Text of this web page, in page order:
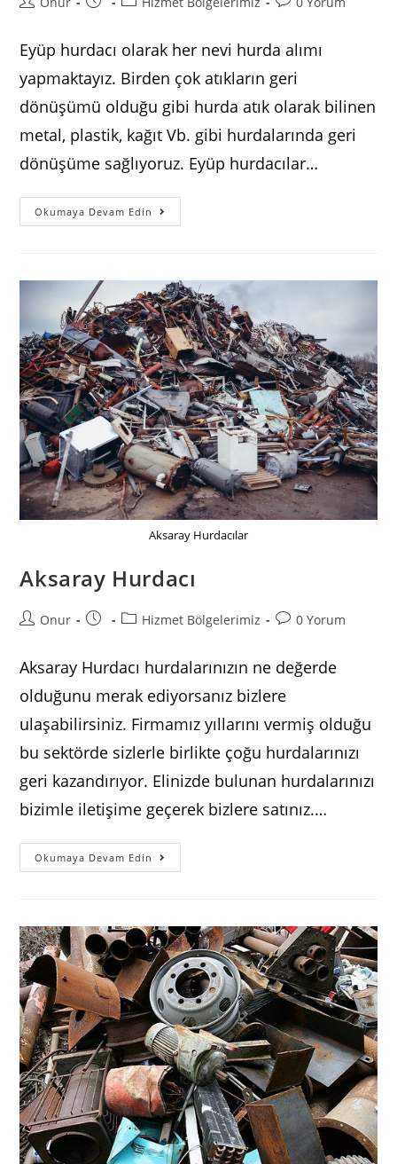
Eyüp hurdacı olarak her nevi hurda alımı
yapmaktayız. Birden çok atıkların geri
dönüşümü olduğu gibi hurda atık olarak bilinen
metal, plastik, kağıt Vb. gibi hurdalarında geri
dönüşüme sağlıyoruz. Eyüp hurdacılar…
Okumaya Devam Edin Eyüp
Hurdacı
Aksaray Hurdacılar
Aksaray Hurdacı
PostOnur
Post
PostHizmet Bölgelerimiz
Post0 Yorum
Aksaray Hurdacı hurdalarınızın ne değerde
olduğunu merak ediyorsanız bizlere
ulaşabilirsiniz. Firmamız yıllarını vermiş olduğu
bu sektörde sizlerle birlikte çoğu hurdalarınızı
geri kazandırıyor. Elinizde bulunan hurdalarınızı
bizimle iletişime geçerek bizlere satınız.…
Okumaya Devam Edin Aksaray
Hurdacı